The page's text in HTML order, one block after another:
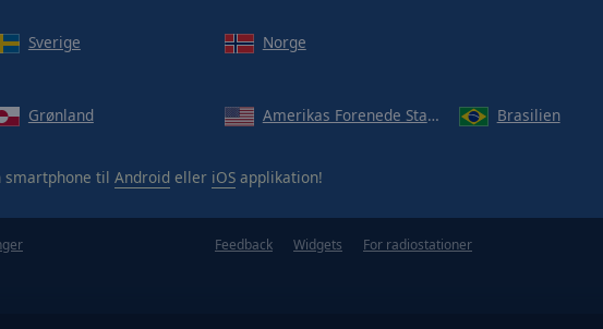
Sverige Norge
Grønland Amerikas Forenede Stater Brasilien
smartphone til Android eller iOS applikation!
Feedback Widgets For radiostationer